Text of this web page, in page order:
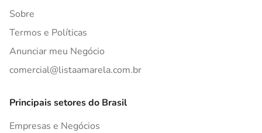
Sobre
Termos e Políticas
Anunciar meu Negócio
comercial@listaamarela.com.br
Principais setores do Brasil
Empresas e Negócios